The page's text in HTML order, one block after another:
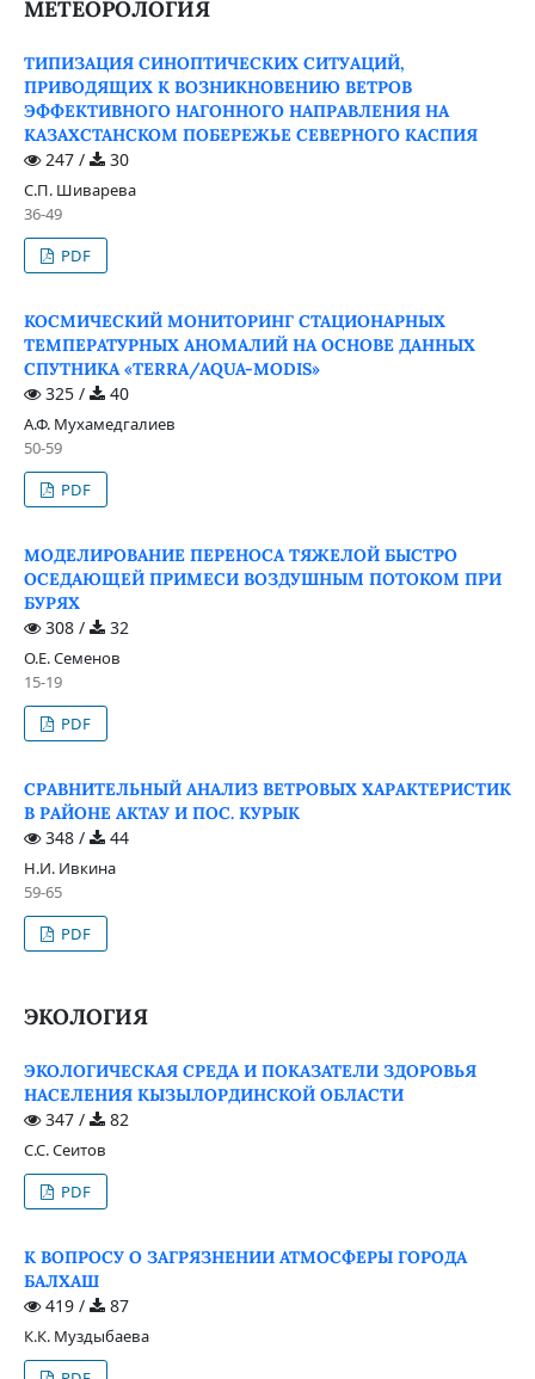
МЕТЕОРОЛОГИЯ
ТИПИЗАЦИЯ СИНОПТИЧЕСКИХ СИТУАЦИЙ,
ПРИВОДЯЩИХ К ВОЗНИКНОВЕНИЮ ВЕТРОВ
ЭФФЕКТИВНОГО НАГОННОГО НАПРАВЛЕНИЯ НА
КАЗАХСТАНСКОМ ПОБЕРЕЖЬЕ СЕВЕРНОГО КАСПИЯ
247 / 30
С.П. Шиварева
36-49
PDF
КОСМИЧЕСКИЙ МОНИТОРИНГ СТАЦИОНАРНЫХ
ТЕМПЕРАТУРНЫХ АНОМАЛИЙ НА ОСНОВЕ ДАННЫХ
СПУТНИКА «TERRA/AQUA-MODIS»
325 / 40
А.Ф. Мухамедгалиев
50-59
PDF
МОДЕЛИРОВАНИЕ ПЕРЕНОСА ТЯЖЕЛОЙ БЫСТРО
ОСЕДАЮЩЕЙ ПРИМЕСИ ВОЗДУШНЫМ ПОТОКОМ ПРИ
БУРЯХ
308 / 32
О.Е. Семенов
15-19
PDF
СРАВНИТЕЛЬНЫЙ АНАЛИЗ ВЕТРОВЫХ ХАРАКТЕРИСТИК
В РАЙОНЕ АКТАУ И ПОС. КУРЫК
348 / 44
Н.И. Ивкина
59-65
PDF
ЭКОЛОГИЯ
ЭКОЛОГИЧЕСКАЯ СРЕДА И ПОКАЗАТЕЛИ ЗДОРОВЬЯ
НАСЕЛЕНИЯ КЫЗЫЛОРДИНСКОЙ ОБЛАСТИ
347 / 82
С.С. Сеитов
PDF
К ВОПРОСУ О ЗАГРЯЗНЕНИИ АТМОСФЕРЫ ГОРОДА
БАЛХАШ
419 / 87
К.К. Муздыбаева